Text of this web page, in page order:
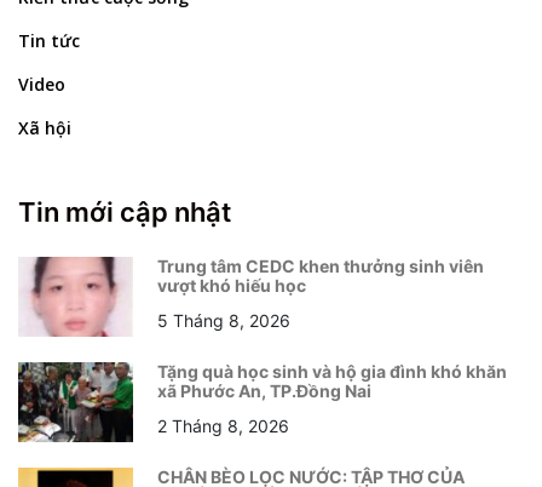
Tin tức
Video
Xã hội
Tin mới cập nhật
Trung tâm CEDC khen thưởng sinh viên
vượt khó hiếu học
5 Tháng 8, 2026
Tặng quà học sinh và hộ gia đình khó khăn
xã Phước An, TP.Đồng Nai
2 Tháng 8, 2026
CHÂN BÈO LỌC NƯỚC: TẬP THƠ CỦA